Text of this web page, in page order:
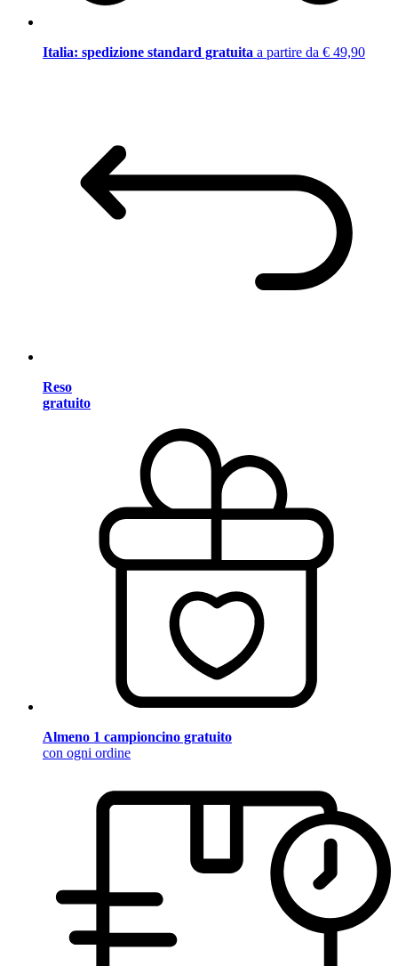
Italia: spedizione standard gratuita a partire da € 49,90
Reso
gratuito
Almeno 1 campioncino gratuito
con ogni ordine